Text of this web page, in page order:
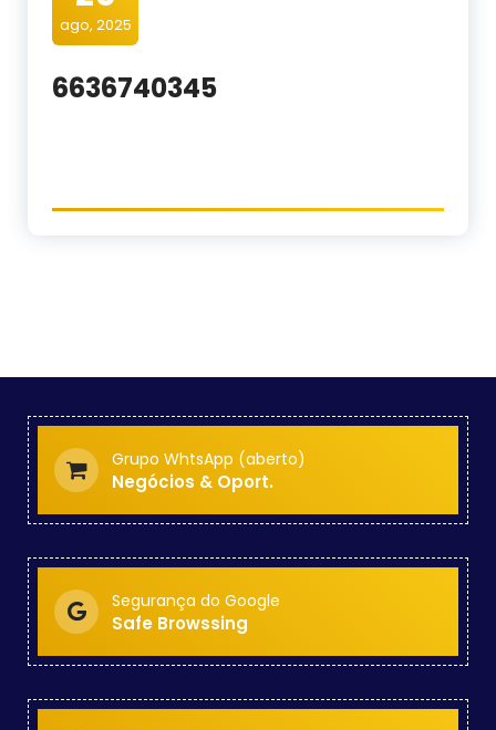
ago, 2025
6636740345
Grupo WhtsApp (aberto)
Negócios & Oport.
Segurança do Google
Safe Browssing